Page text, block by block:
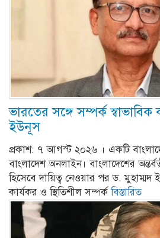
ভারতের সঙ্গে সম্পর্ক
ইউনূস
প্রকাশ: ৭ আগস্ট ২০২৬ । একটি
বাংলাদেশ অনলাইন। বাংলাদেশের
হিসেবে দায়িত্ব নেওয়ার পর ড.
কার্যকর ও স্থিতিশীল সম্পর্কবিস্তারিত